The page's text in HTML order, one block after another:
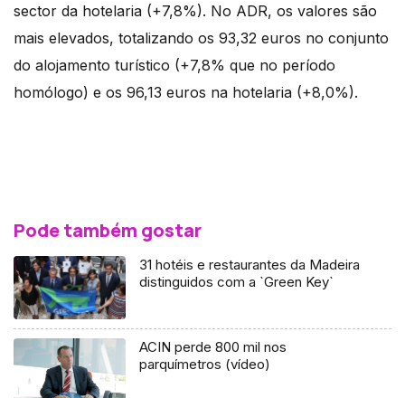
sector da hotelaria (+7,8%). No ADR, os valores são
mais elevados, totalizando os 93,32 euros no conjunto
do alojamento turístico (+7,8% que no período
homólogo) e os 96,13 euros na hotelaria (+8,0%).
Pode também gostar
31 hotéis e restaurantes da Madeira
distinguidos com a `Green Key`
ACIN perde 800 mil nos
parquímetros (vídeo)